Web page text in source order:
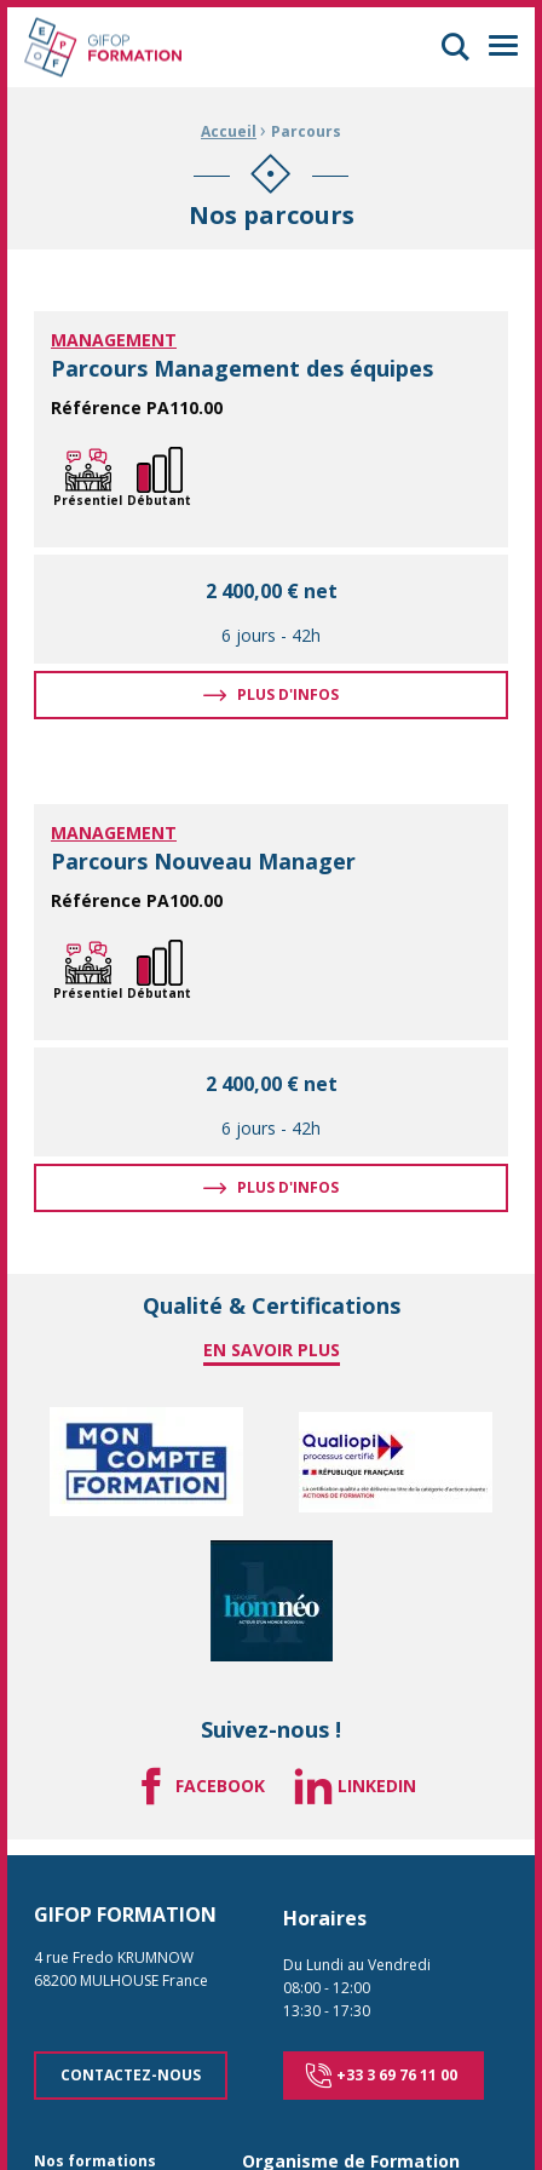
GIFOP Formation Centre de formation continue à Mulhouse
Accueil › Parcours
Nos parcours
MANAGEMENT
Parcours Management des équipes
Référence PA110.00
Découvrez notre parcours de formation "Management des
Présentiel Débutant
2 400,00 € net
6 jours - 42h
PLUS D'INFOS
MANAGEMENT
Parcours Nouveau Manager
Référence PA100.00
Dans un contexte de changement perpétuel, les qualités de
Présentiel Débutant
2 400,00 € net
6 jours - 42h
PLUS D'INFOS
Qualité & Certifications
EN SAVOIR PLUS
Suivez-nous !
FACEBOOK LINKEDIN
GIFOP FORMATION
4 rue Fredo KRUMNOW
68200 MULHOUSE France
CONTACTEZ-NOUS
Horaires
Du Lundi au Vendredi
08:00- 12:00
13:30- 17:30
+33 3 69 76 11 00
Nos formations Organisme de Formation